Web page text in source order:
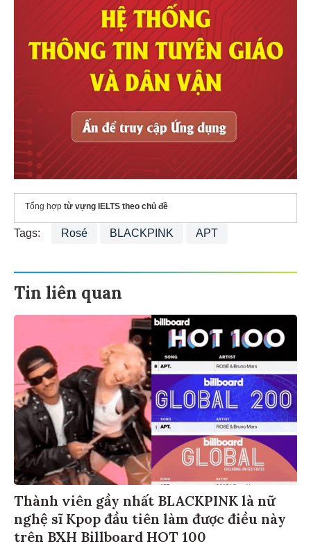
Tổng hợp từ vựng IELTS theo chủ đề
Tags: Rosé BLACKPINK APT
Tin liên quan
Thành viên gầy nhất BLACKPINK là nữ
nghệ sĩ Kpop đầu tiên làm được điều này
trên BXH Billboard HOT 100